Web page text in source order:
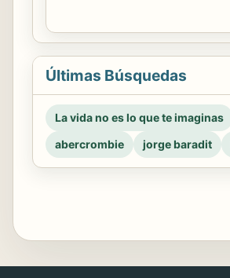
Últimas Búsquedas
La vida no es lo que te imaginas
abercrombie
jorge baradit